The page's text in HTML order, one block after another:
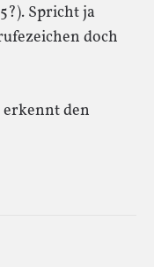
Spricht ja
doch
erkennt den